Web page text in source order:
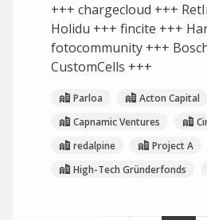
+++ chargecloud +++
Holidu +++ fincite +++
fotocommunity +++
CustomCells +++
Parloa
Acton Capital
Capnamic Ventures
redalpine
Project A
High-Tech Gründerfonds